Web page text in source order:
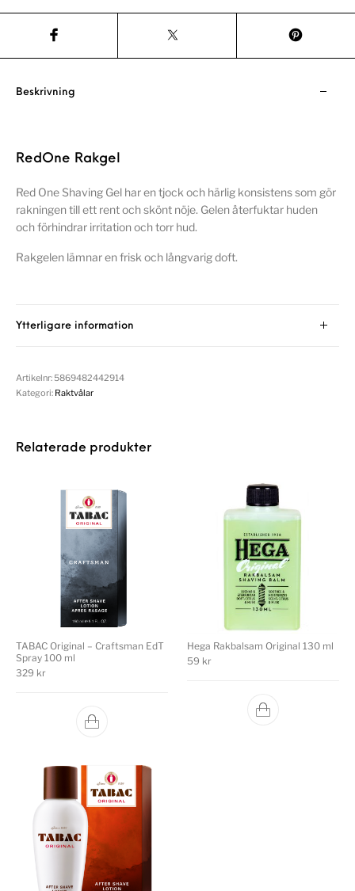
Beskrivning
RedOne Rakgel
Red One Shaving Gel har en tjock och härlig konsistens som gör
rakningen till ett rent och skönt nöje. Gelen återfuktar huden
och förhindrar irritation och torr hud.
Rakgelen lämnar en frisk och långvarig doft.
Ytterligare information
Artikelnr: 5869482442914
Kategori: Raktvålar
Relaterade produkter
TABAC Original – Craftsman EdT
Spray 100 ml
329 kr
Hega Rakbalsam Original 130 ml
59 kr